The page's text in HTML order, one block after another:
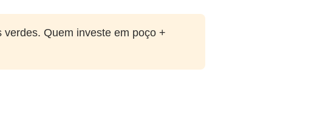
Quem investe em poço +